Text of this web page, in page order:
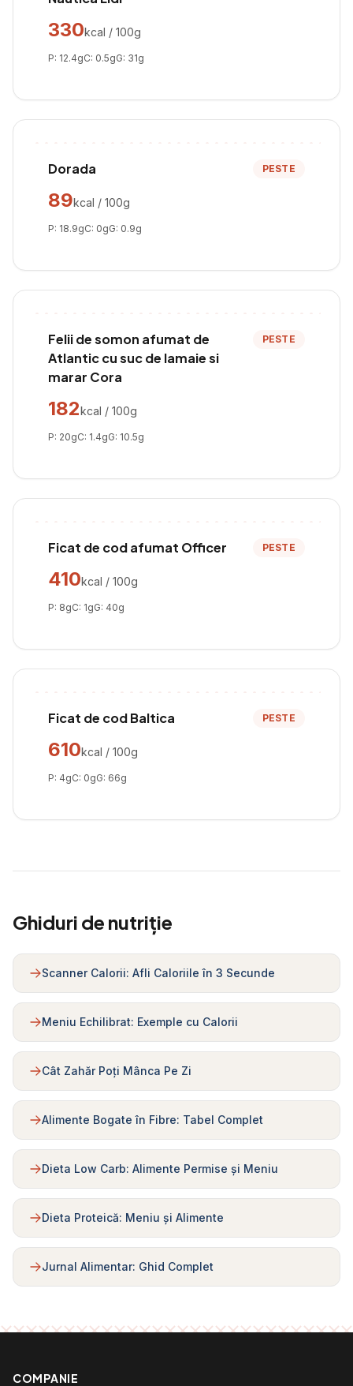
330kcal / 100g
P: 12.4gC: 0.5gG: 31g
Dorada PESTE
89kcal / 100g
P: 18.9gC: 0gG: 0.9g
Felii de somon afumat de
Atlantic cu suc de lamaie si
marar Cora
PESTE
182kcal / 100g
P: 20gC: 1.4gG: 10.5g
Ficat de cod afumat Officer PESTE
410kcal / 100g
P: 8gC: 1gG: 40g
Ficat de cod Baltica PESTE
610kcal / 100g
P: 4gC: 0gG: 66g
Ghiduri de nutriție
Scanner Calorii: Afli Caloriile în 3 Secunde
Meniu Echilibrat: Exemple cu Calorii
Cât Zahăr Poți Mânca Pe Zi
Alimente Bogate în Fibre: Tabel Complet
Dieta Low Carb: Alimente Permise și Meniu
Dieta Proteică: Meniu și Alimente
Jurnal Alimentar: Ghid Complet
COMPANIE